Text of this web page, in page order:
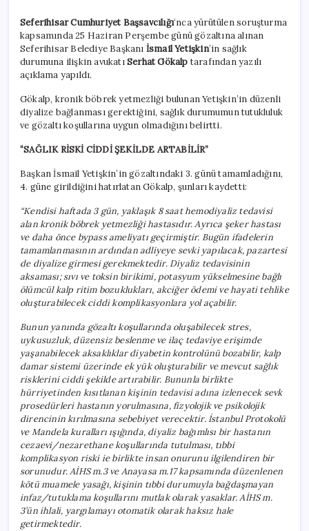
sağlık
durumuna
ilişkin
açıklama
Seferihisar Cumhuriyet Başsavcılığı‘nca yürütülen soruşturma
kapsamında 25 Haziran Perşembe günü gözaltına alınan
Seferihisar Belediye Başkanı İsmail Yetişkin’in sağlık
durumuna ilişkin avukatıSerhat Gökalptarafından yazılı
açıklama yapıldı.
Gökalp, kronik böbrek yetmezliği bulunan Yetişkin’in düzenli
diyalize bağlanması gerektiğini, sağlık durumumun tutukluluk
ve gözaltı koşullarına uygun olmadığını belirtti.
“SAĞLIK RİSKİ CİDDİ ŞEKİLDE ARTABİLİR”
Başkan İsmail Yetişkin’in gözaltındaki 3. günü tamamladığını,
4. güne girildiğini hatırlatan Gökalp, şunları kaydetti:
“Kendisi haftada 3 gün, yaklaşık 8 saat hemodiyaliz tedavisi
alan kronik böbrek yetmezliği hastasıdır. Ayrıca şeker hastası
ve daha önce bypass ameliyatı geçirmiştir. Bugün ifadelerin
tamamlanmasının ardından adliyeye sevki yapılacak, pazartesi
de diyalize girmesi gerekmektedir. Diyaliz tedavisinin
aksaması; sıvı ve toksin birikimi, potasyum yükselmesine bağlı
ölümcül kalp ritim bozuklukları, akciğer ödemi ve hayati tehlike
oluşturabilecek ciddi komplikasyonlara yol açabilir.
Bunun yanında gözaltı koşullarında oluşabilecek stres,
uykusuzluk, düzensiz beslenme ve ilaç tedaviye erişimde
yaşanabilecek aksaklıklar diyabetin kontrolünü bozabilir, kalp
damar sistemi üzerinde ek yük oluşturabilir ve mevcut sağlık
risklerini ciddi şekilde artırabilir. Bununla birlikte
hürriyetinden kısıtlanan kişinin tedavisi adına izlenecek sevk
prosedürleri hastanın yorulmasına, fizyolojik ve psikolojik
direncinin kırılmasına sebebiyet verecektir. İstanbul Protokolü
ve Mandela kuralları ışığında, diyaliz bağımlısı bir hastanın
cezaevi/nezarethane koşullarında tutulması, tıbbi
komplikasyon riski ie birlikte insan onurunu ilgilendiren bir
sorunudur. AİHS m.3 ve Anayasa m.17 kapsamında düzenlenen
kötü muamele yasağı, kişinin tıbbi durumuyla bağdaşmayan
infaz/tutuklama koşullarını mutlak olarak yasaklar. AİHS m.
3’ün ihlali, yargılamayı otomatik olarak haksız hale
getirmektedir.